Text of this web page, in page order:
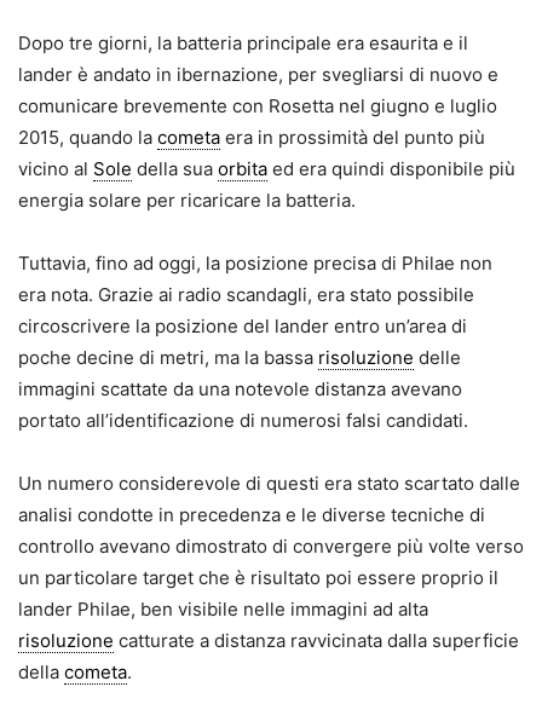
Dopo tre giorni, la batteria principale era esaurita e il
lander è andato in ibernazione, per svegliarsi di nuovo e
comunicare brevemente con Rosetta nel giugno e luglio
2015, quando la cometa era in prossimità del punto più
vicino al Sole della sua orbita ed era quindi disponibile più
energia solare per ricaricare la batteria.
Tuttavia, fino ad oggi, la posizione precisa di Philae non
era nota. Grazie ai radio scandagli, era stato possibile
circoscrivere la posizione del lander entro un’area di
poche decine di metri, ma la bassa risoluzione delle
immagini scattate da una notevole distanza avevano
portato all’identificazione di numerosi falsi candidati.
Un numero considerevole di questi era stato scartato dalle
analisi condotte in precedenza e le diverse tecniche di
controllo avevano dimostrato di convergere più volte verso
un particolare target che è risultato poi essere proprio il
lander Philae, ben visibile nelle immagini ad alta
risoluzione catturate a distanza ravvicinata dalla superficie
della cometa.